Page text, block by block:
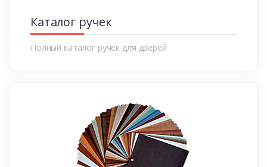
Каталог ручек
Полный каталог ручек для дверей